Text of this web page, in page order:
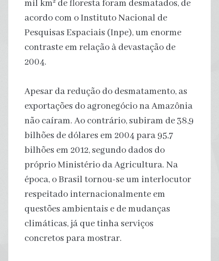
mil km² de floresta foram desmatados, de
acordo com o Instituto Nacional de
Pesquisas Espaciais (Inpe), um enorme
contraste em relação à devastação de
2004.
Apesar da redução do desmatamento, as
exportações do agronegócio na Amazônia
não caíram. Ao contrário, subiram de 38,9
bilhões de dólares em 2004 para 95,7
bilhões em 2012, segundo dados do
próprio Ministério da Agricultura. Na
época, o Brasil tornou-se um interlocutor
respeitado internacionalmente em
questões ambientais e de mudanças
climáticas, já que tinha serviços
concretos para mostrar.